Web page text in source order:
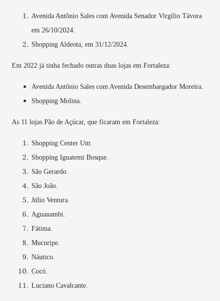
Avenida Antônio Sales com Avenida Senador Virgílio Távora
em 26/10/2024.
Shopping Aldeota, em 31/12/2024.
Em 2022 já tinha fechado outras duas lojas em Fortaleza:
Avenida Antônio Sales com Avenida Desembargador Moreira.
Shopping Molina.
As 11 lojas Pão de Açúcar, que ficaram em Fortaleza:
Shopping Center Um.
Shopping Iguatemi Bosque.
São Gerardo.
São João.
Júlio Ventura.
Aguanambi.
Fátima.
Mucuripe.
Náutico.
Cocó.
Luciano Cavalcante.